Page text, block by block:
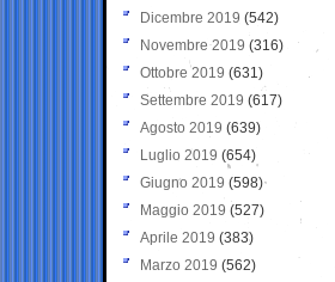
Dicembre 2019 (542)
Novembre 2019 (316)
Ottobre 2019 (631)
Settembre 2019 (617)
Agosto 2019 (639)
Luglio 2019 (654)
Giugno 2019 (598)
Maggio 2019 (527)
Aprile 2019 (383)
Marzo 2019 (562)